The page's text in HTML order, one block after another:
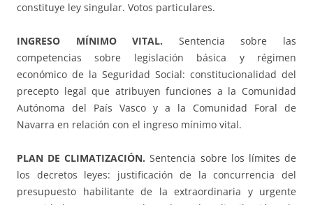
constituye ley singular. Votos particulares.
INGRESO MÍNIMO VITAL. Sentencia sobre las
competencias sobre legislación básica y régimen
económico de la Seguridad Social: constitucionalidad del
precepto legal que atribuyen funciones a la Comunidad
Autónoma del País Vasco y a la Comunidad Foral de
Navarra en relación con el ingreso mínimo vital.
PLAN DE CLIMATIZACIÓN. Sentencia sobre los límites de
los decretos leyes: justificación de la concurrencia del
presupuesto habilitante de la extraordinaria y urgente